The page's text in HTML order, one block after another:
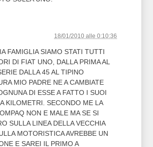
18/01/2010 alle 0:10:36
FAMIGLIA SIAMO STATI TUTTI
DI FIAT UNO, DALLA PRIMA AL
DALLA 45 AL TIPINO
MIO PADRE NE A CAMBIATE
DI ESSE A FATTO I SUOI
KILOMETRI. SECONDO ME LA
NON E MALE MA SE SI
SULLA LINEA DELLA VECCHIA
MOTORISTICA AVREBBE UN
E SAREI IL PRIMO A